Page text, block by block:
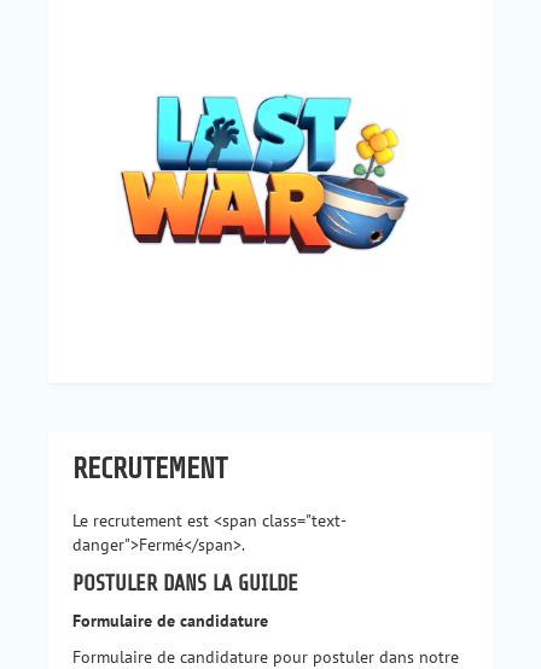
RECRUTEMENT
Le recrutement est <span class="text-
danger">Fermé</span>.
POSTULER DANS LA GUILDE
Formulaire de candidature
Formulaire de candidature pour postuler dans notre